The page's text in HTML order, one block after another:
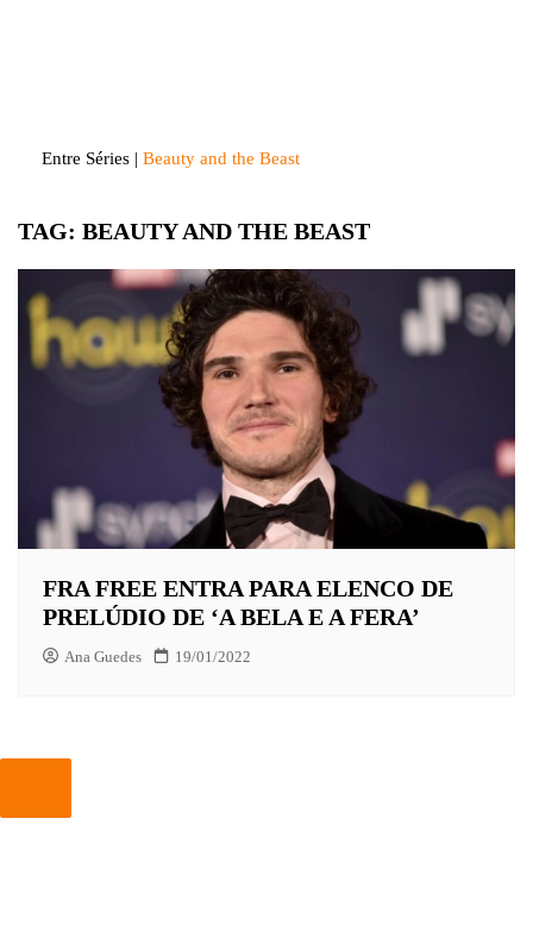
Entre Séries | Beauty and the Beast
TAG: BEAUTY AND THE BEAST
FRA FREE ENTRA PARA ELENCO DE
PRELÚDIO DE ‘A BELA E A FERA’
Ana Guedes 19/01/2022